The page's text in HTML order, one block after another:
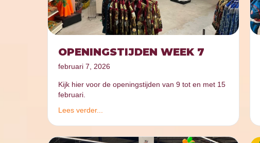
OPENINGSTIJDEN WEEK 7
februari 7, 2026
Kijk hier voor de openingstijden van 9 tot en met 15
februari.
Lees verder...